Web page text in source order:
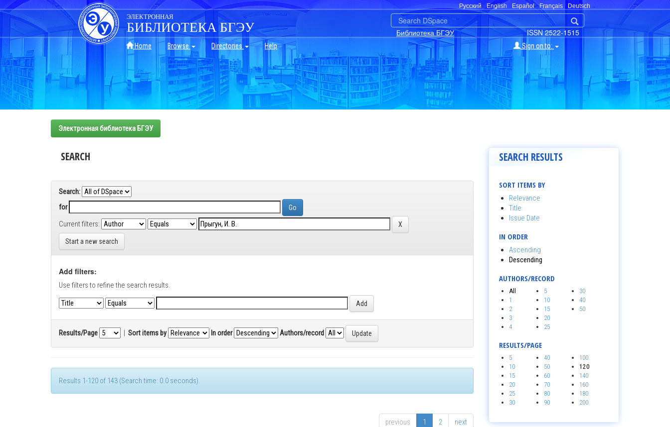
Skip
navigation
Русский English Español Français Deutsch
ISSN 2522-1515
Библиотека БГЭУ
ЭЛЕКТРОННАЯ
БИБЛИОТЕКА БГЭУ
Home Browse Directories Help Sign on to:
Электронная библиотека БГЭУ
SEARCH
Search:
for
Current filters:
Start a new search
Add filters:
Use filters to refine the search results.
Results/Page | Sort items by In order Authors/record
Results 1-120 of 143 (Search time: 0.0 seconds).
previous 1 2 next
SEARCH RESULTS
SORT ITEMS BY
Relevance
Title
Issue Date
IN ORDER
Ascending
Descending
AUTHORS/RECORD
All
1
2
3
4
5
10
15
20
25
30
40
50
RESULTS/PAGE
5
10
15
20
25
30
40
50
60
70
80
90
100
120
140
160
180
200